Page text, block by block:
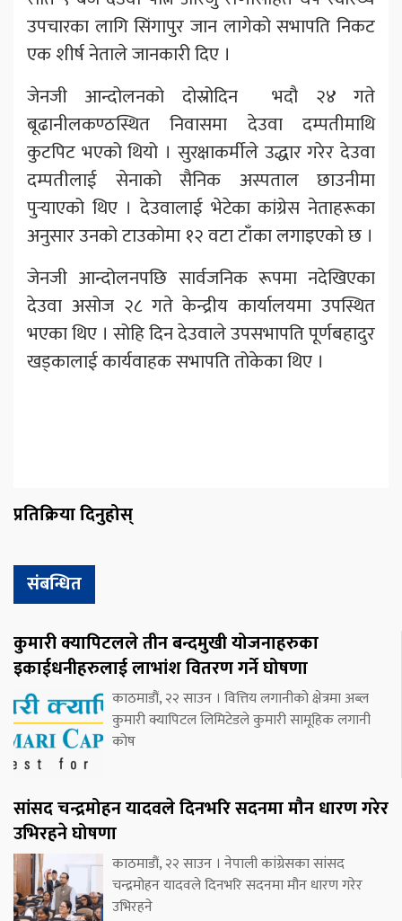
उपचारका लागि सिंगापुर जान लागेको सभापति निकट
एक शीर्ष नेताले जानकारी दिए ।
जेनजी आन्दोलनको दोस्रोदिन भदौ २४ गते
बूढानीलकण्ठस्थित निवासमा देउवा दम्पतीमाथि
कुटपिट भएको थियो । सुरक्षाकर्मीले उद्धार गरेर देउवा
दम्पतीलाई सेनाको सैनिक अस्पताल छाउनीमा
पुर्‍याएको थिए । देउवालाई भेटेका कांग्रेस नेताहरूका
अनुसार उनको टाउकोमा १२ वटा टाँका लगाइएको छ ।
जेनजी आन्दोलनपछि सार्वजनिक रूपमा नदेखिएका
देउवा असोज २८ गते केन्द्रीय कार्यालयमा उपस्थित
भएका थिए । सोहि दिन देउवाले उपसभापति पूर्णबहादुर
खड्कालाई कार्यवाहक सभापति तोकेका थिए ।
प्रतिक्रिया दिनुहोस्
संबन्धित
कुमारी क्यापिटलले तीन बन्दमुखी योजनाहरुका
इकाईधनीहरुलाई लाभांश वितरण गर्ने घोषणा
काठमाडौं, २२ साउन । वित्तिय लगानीको क्षेत्रमा अब्ल
कुमारी क्यापिटल लिमिटेडले कुमारी सामूहिक लगानी
कोष
सांसद चन्द्रमोहन यादवले दिनभरि सदनमा मौन धारण गरेर
उभिरहने घोषणा
काठमाडौं, २२ साउन । नेपाली कांग्रेसका सांसद
चन्द्रमोहन यादवले दिनभरि सदनमा मौन धारण गरेर
उभिरहने